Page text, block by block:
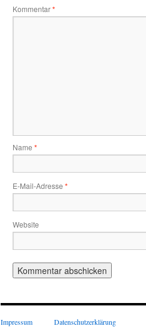
Kommentar*
Name *
E-Mail-Adresse *
Website
Impressum Datenschutzerklärung